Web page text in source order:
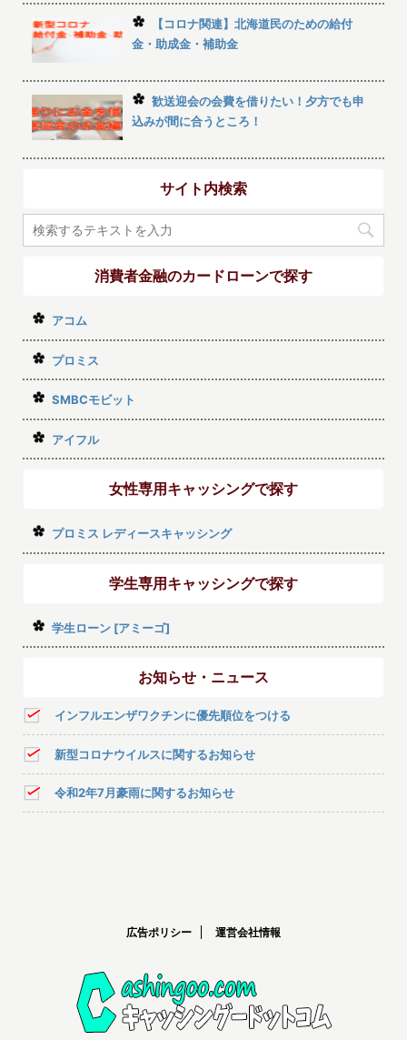
【コロナ関連】北海道民のための給付
金・助成金・補助金
歓送迎会の会費を借りたい！夕方でも申
込みが間に合うところ！
サイト内検索
消費者金融のカードローンで探す
アコム
プロミス
SMBCモビット
アイフル
女性専用キャッシングで探す
プロミス レディースキャッシング
学生専用キャッシングで探す
学生ローン [アミーゴ]
お知らせ・ニュース
インフルエンザワクチンに優先順位をつける
新型コロナウイルスに関するお知らせ
令和2年7月豪雨に関するお知らせ
広告ポリシー 運営会社情報